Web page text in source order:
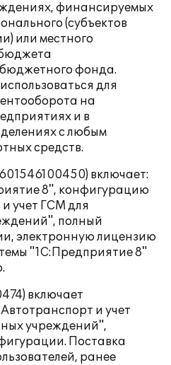
финансируемых
(субъектов
или местного
фонда.
для
на
и в
с любым
средств.
включает:
8", конфигурацию
учет ГСМ для
полный
электронную лицензию
"1С:Предприятие 8"
включает
и учет
учреждений",
Поставка
ранее